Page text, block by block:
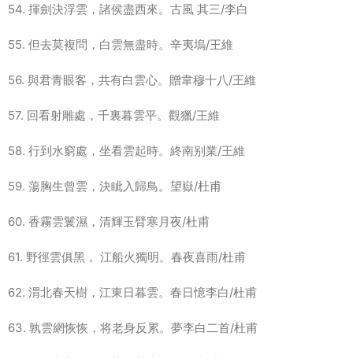
54. 揮劍決浮雲，諸侯盡西來。古風 其三/李白
55. 但去莫複問，白雲無盡時。辛夷塢/王維
56. 與君青眼客，共有白雲心。贈韋穆十八/王維
57. 回看射雕處，千裏暮雲平。觀獵/王維
58. 行到水窮處，坐看雲起時。終南别業/王維
59. 蕩胸生曾雲，決眦入歸鳥。望嶽/杜甫
60. 香霧雲鬟濕，清輝玉臂寒月夜/杜甫
61. 野徑雲俱黑， 江船火獨明。春夜喜雨/杜甫
62. 渭北春天樹，江東日暮雲。春日憶李白/杜甫
63. 孰雲網恢恢，将老身反累。夢李白二首/杜甫